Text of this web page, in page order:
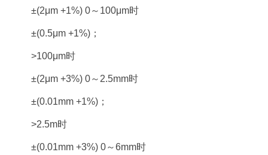
±(2μm +1%) 0～100μm时
±(0.5μm +1%)；
>100μm时
±(2μm +3%) 0～2.5mm时
±(0.01mm +1%)；
>2.5m时
±(0.01mm +3%) 0～6mm时